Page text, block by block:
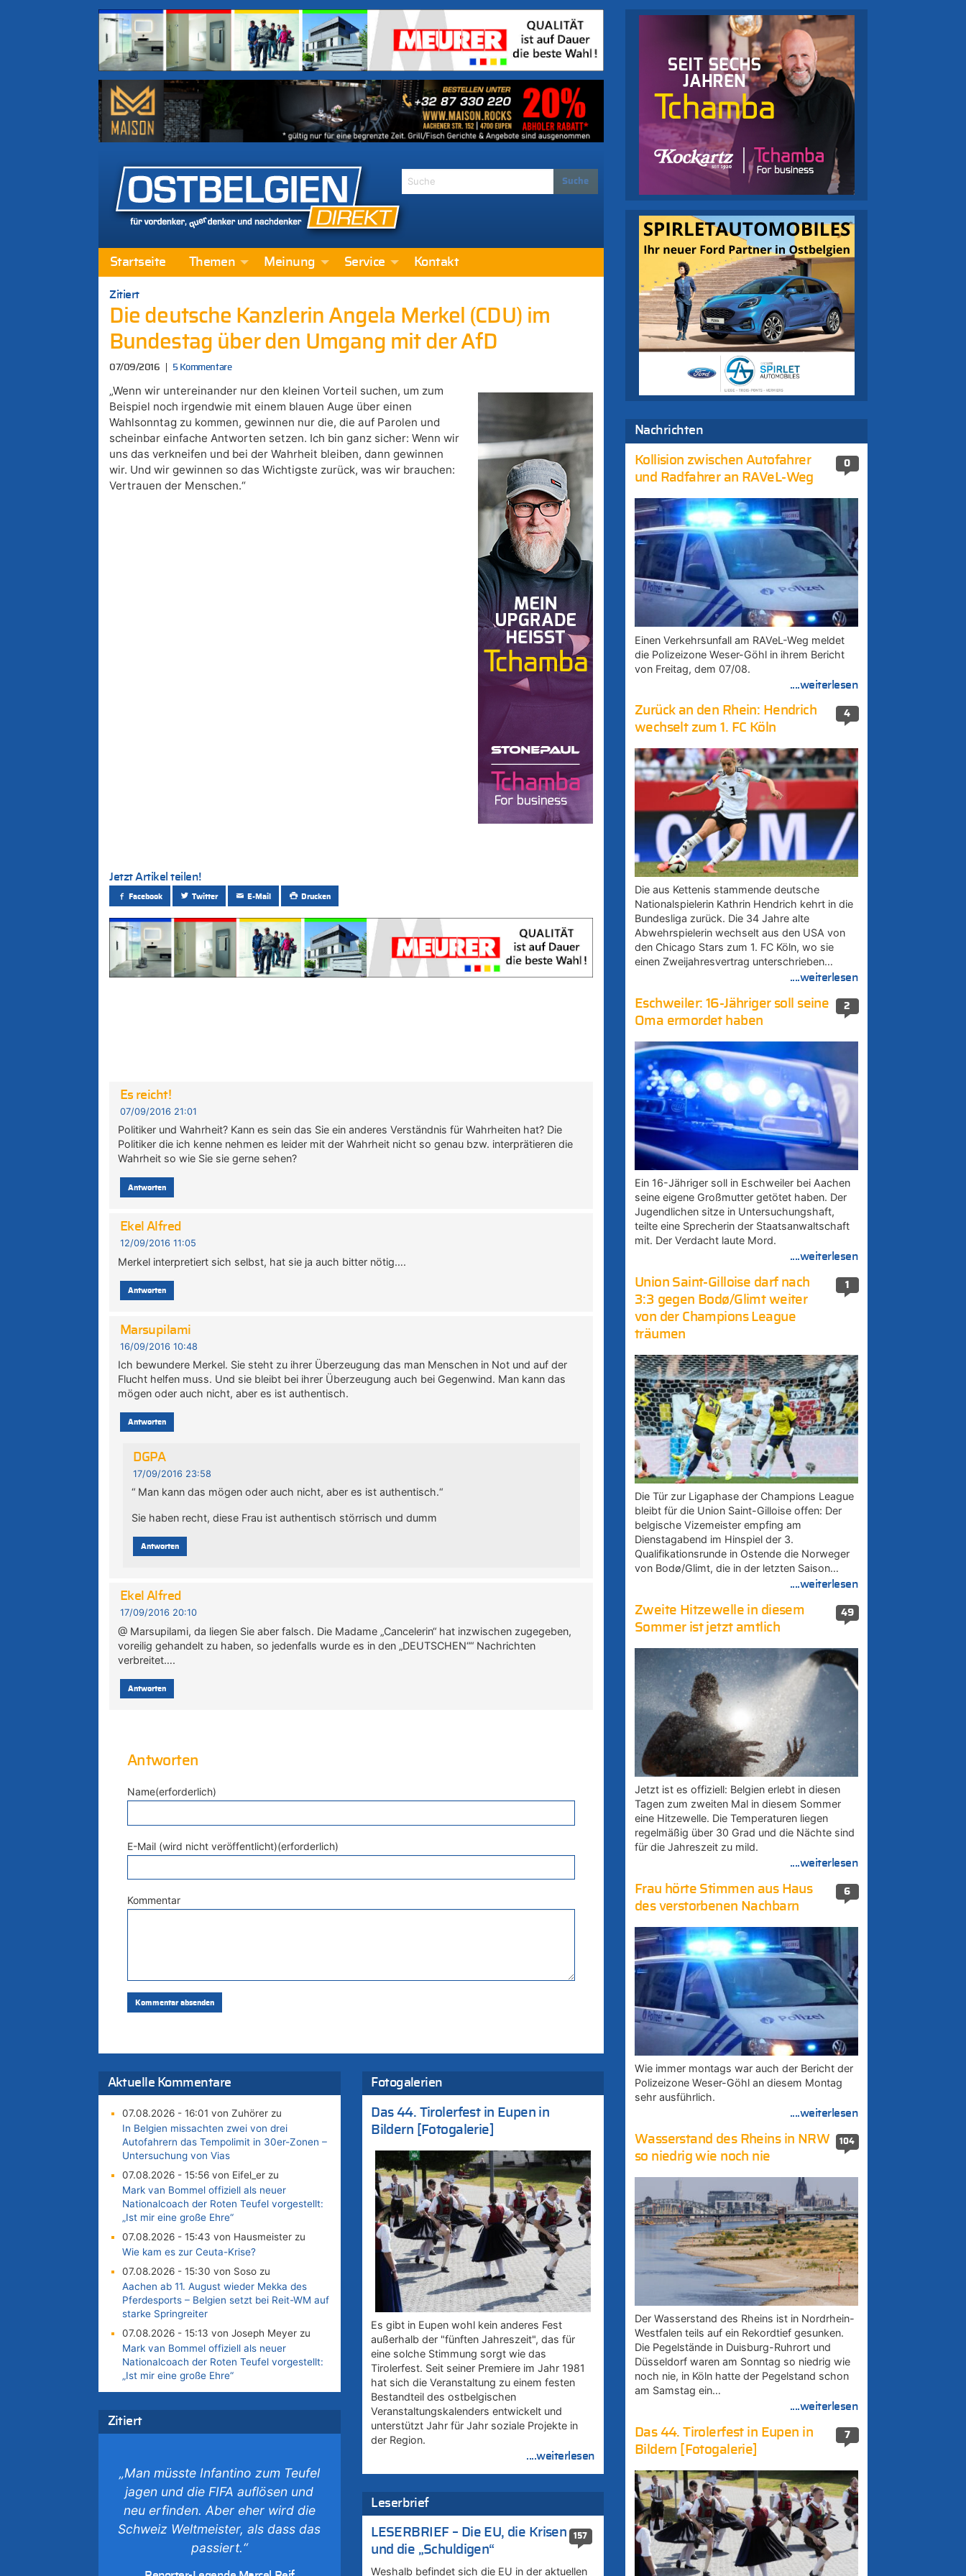
Startseite Themen Meinung Service Kontakt
Zitiert
Die deutsche Kanzlerin Angela Merkel (CDU) im
Bundestag über den Umgang mit der AfD
07/09/2016 5 Kommentare
„Wenn wir untereinander nur den kleinen Vorteil suchen, um zum
Beispiel noch irgendwie mit einem blauen Auge über einen
Wahlsonntag zu kommen, gewinnen nur die, die auf Parolen und
scheinbar einfache Antworten setzen. Ich bin ganz sicher: Wenn wir
uns das verkneifen und bei der Wahrheit bleiben, dann gewinnen
wir. Und wir gewinnen so das Wichtigste zurück, was wir brauchen:
Vertrauen der Menschen.“
Jetzt Artikel teilen!
Facebook Twitter E-Mail Drucken
Es reicht!
07/09/2016 21:01
Politiker und Wahrheit? Kann es sein das Sie ein anderes Verständnis für Wahrheiten hat? Die
Politiker die ich kenne nehmen es leider mit der Wahrheit nicht so genau bzw. interprätieren die
Wahrheit so wie Sie sie gerne sehen?
Antworten
Ekel Alfred
12/09/2016 11:05
Merkel interpretiert sich selbst, hat sie ja auch bitter nötig….
Antworten
Marsupilami
16/09/2016 10:48
Ich bewundere Merkel. Sie steht zu ihrer Überzeugung das man Menschen in Not und auf der
Flucht helfen muss. Und sie bleibt bei ihrer Überzeugung auch bei Gegenwind. Man kann das
mögen oder auch nicht, aber es ist authentisch.
Antworten
DGPA
17/09/2016 23:58
“ Man kann das mögen oder auch nicht, aber es ist authentisch.“
Sie haben recht, diese Frau ist authentisch störrisch und dumm
Antworten
Ekel Alfred
17/09/2016 20:10
@ Marsupilami, da liegen Sie aber falsch. Die Madame „Cancelerin“ hat inzwischen zugegeben,
voreilig gehandelt zu haben, so jedenfalls wurde es in den „DEUTSCHEN““ Nachrichten
verbreitet….
Antworten
Antworten
Name(erforderlich)
E-Mail (wird nicht veröffentlicht)(erforderlich)
Kommentar
Aktuelle Kommentare
07.08.2026 - 16:01 von Zuhörer zu
In Belgien missachten zwei von drei
Autofahrern das Tempolimit in 30er-Zonen –
Untersuchung von Vias
07.08.2026 - 15:56 von Eifel_er zu
Mark van Bommel offiziell als neuer
Nationalcoach der Roten Teufel vorgestellt:
„Ist mir eine große Ehre“
07.08.2026 - 15:43 von Hausmeister zu
Wie kam es zur Ceuta-Krise?
07.08.2026 - 15:30 von Soso zu
Aachen ab 11. August wieder Mekka des
Pferdesports – Belgien setzt bei Reit-WM auf
starke Springreiter
07.08.2026 - 15:13 von Joseph Meyer zu
Mark van Bommel offiziell als neuer
Nationalcoach der Roten Teufel vorgestellt:
„Ist mir eine große Ehre“
07.08.2026 - 15:06 von Wolfgang2 zu
Kollision zwischen Autofahrer und Radfahrer
an RAVeL-Weg
Autofahrern das Tempolimit in 30er-Zonen –
Untersuchung von Vias
07.08.2026 - 14:33 von Ostbelgien Direkt zu
Offiziell: Van Bommel wird Belgiens
Nationaltrainer
07.08.2026 - 13:39 von alter weißer mann zu
Zurück an den Rhein: Hendrich wechselt
Zitiert
„Man müsste Infantino zum Teufel
jagen und die FIFA auflösen und
neu erfinden. Aber eher wird die
Schweiz Weltmeister, als dass das
passiert.“
Fotogalerien
Das 44. Tirolerfest in Eupen in
Bildern [Fotogalerie]
Es gibt in Eupen wohl kein anderes Fest
außerhalb der "fünften Jahreszeit", das für
eine solche Stimmung sorgt wie das
Tirolerfest. Seit seiner Premiere im Jahr 1981
hat sich die Veranstaltung zu einem festen
Bestandteil des ostbelgischen
Veranstaltungskalenders entwickelt und
unterstützt Jahr für Jahr soziale Projekte in
der Region.
....weiterlesen
Leserbrief
157
LESERBRIEF – Die EU, die Krisen
und die „Schuldigen“
Weshalb befindet sich die EU in der aktuellen
Nachrichten
0
Kollision zwischen Autofahrer
und Radfahrer an RAVeL-Weg
Einen Verkehrsunfall am RAVeL-Weg meldet
die Polizeizone Weser-Göhl in ihrem Bericht
von Freitag, dem 07/08.
....weiterlesen
4
Zurück an den Rhein: Hendrich
wechselt zum 1. FC Köln
Die aus Kettenis stammende deutsche
Nationalspielerin Kathrin Hendrich kehrt in die
Bundesliga zurück. Die 34 Jahre alte
Abwehrspielerin wechselt aus den USA von
den Chicago Stars zum 1. FC Köln, wo sie
einen Zweijahresvertrag unterschrieben…
....weiterlesen
2
Eschweiler: 16-Jähriger soll seine
Oma ermordet haben
Ein 16-Jähriger soll in Eschweiler bei Aachen
seine eigene Großmutter getötet haben. Der
Jugendlichen sitze in Untersuchungshaft,
teilte eine Sprecherin der Staatsanwaltschaft
mit. Der Verdacht laute Mord.
....weiterlesen
1
Union Saint-Gilloise darf nach
3:3 gegen Bodø/Glimt weiter
von der Champions League
träumen
Die Tür zur Ligaphase der Champions League
bleibt für die Union Saint-Gilloise offen: Der
belgische Vizemeister empfing am
Dienstagabend im Hinspiel der 3.
Qualifikationsrunde in Ostende die Norweger
von Bodø/Glimt, die in der letzten Saison…
....weiterlesen
49
Zweite Hitzewelle in diesem
Sommer ist jetzt amtlich
Jetzt ist es offiziell: Belgien erlebt in diesen
Tagen zum zweiten Mal in diesem Sommer
eine Hitzewelle. Die Temperaturen liegen
regelmäßig über 30 Grad und die Nächte sind
für die Jahreszeit zu mild.
....weiterlesen
6
Frau hörte Stimmen aus Haus
des verstorbenen Nachbarn
Wie immer montags war auch der Bericht der
Polizeizone Weser-Göhl an diesem Montag
sehr ausführlich.
....weiterlesen
104
Wasserstand des Rheins in NRW
so niedrig wie noch nie
Der Wasserstand des Rheins ist in Nordrhein-
Westfalen teils auf ein Rekordtief gesunken.
Die Pegelstände in Duisburg-Ruhrort und
Düsseldorf waren am Sonntag so niedrig wie
noch nie, in Köln hatte der Pegelstand schon
am Samstag ein…
....weiterlesen
7
Das 44. Tirolerfest in Eupen in
Bildern [Fotogalerie]